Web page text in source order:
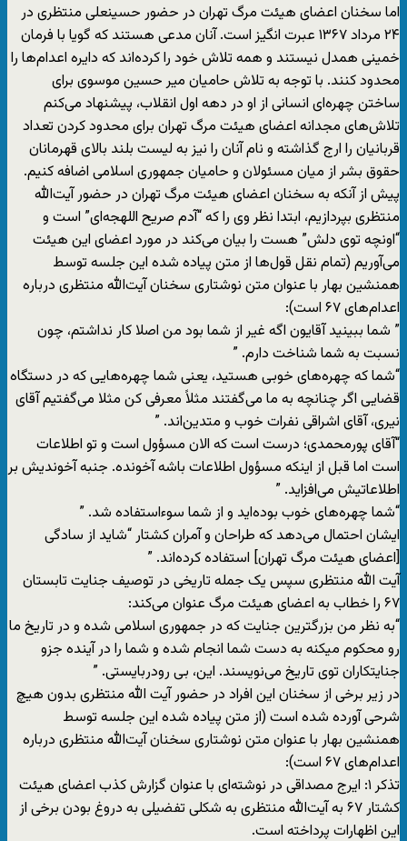
اما سخنان اعضای هیئت مرگ تهران در حضور حسینعلی منتظری در
۲۴ مرداد ۱۳۶۷ عبرت انگیز است. آنان مدعی هستند که گویا با فرمان
خمینی همدل نیستند و همه تلاش خود را کرده‌اند که دایره اعدام‌ها را
محدود کنند. با توجه به تلاش حامیان میر حسین موسوی برای
ساختن چهره‌ای انسانی از او در دهه اول انقلاب، پیشنهاد می‌کنم
تلاش‌های مجدانه اعضای هیئت مرگ تهران برای محدود کردن تعداد
قربانیان را ارج گذاشته و نام آنان را نیز به لیست بلند بالای قهرمانان
حقوق بشر از میان مسئولان و حامیان جمهوری اسلامی اضافه کنیم.
پیش از آنکه به سخنان اعضای هیئت مرگ تهران در حضور آیت‌الله
منتظری بپردازیم، ابتدا نظر وی را که “آدم صریح اللهجه‌ای” است و
“اونچه توی دلش” هست را بیان می‌کند در مورد اعضای این هیئت
می‌آوریم (تمام نقل قول‌ها از متن پیاده شده این جلسه توسط
همنشین بهار با عنوان متن نوشتاری سخنان آیت‌الله منتظری درباره
اعدام‌های ۶۷ است):
” شما ببینید آقایون اگه غیر از شما بود من اصلا کار نداشتم، چون
نسبت به شما شناخت دارم. ”
“شما که چهره‌های خوبی هستید، یعنی شما چهره‌هایی که در دستگاه
قضایی اگر چنانچه به ما می‌گفتند مثلاً معرفی کن مثلا می‌گفتیم آقای
نیری، آقای اشراقی نفرات خوب و متدین‌اند. ”
“آقای پورمحمدی؛ درست است که الان مسؤول است و تو اطلاعات
است اما قبل از اینکه مسؤول اطلاعات باشه آخونده. جنبه آخوندیش بر
اطلاعاتیش می‌افزاید. ”
“شما چهره‌های خوب بوده‌اید و از شما سوءاستفاده شد. ”
ایشان احتمال می‌دهد که طراحان و آمران کشتار “شاید از سادگی
[اعضای هیئت مرگ تهران] استفاده کرده‌اند. ”
آیت الله منتظری سپس یک جمله تاریخی در توصیف جنایت تابستان
۶۷ را خطاب به اعضای هیئت مرگ عنوان می‌کند:
“به نظر من بزرگترین جنایت که در جمهوری اسلامی شده و در تاریخ ما
رو محکوم میکنه به دست شما انجام شده و شما را در آینده جزو
جنایتکاران توی تاریخ می‌نویسند. این، بی رودربایستی. ”
در زیر برخی از سخنان این افراد در حضور آیت الله منتظری بدون هیچ
شرحی آورده‌ شده است (از متن پیاده شده این جلسه توسط
همنشین بهار با عنوان متن نوشتاری سخنان آیت‌الله منتظری درباره
اعدام‌های ۶۷ است):
تذکر ۱: ایرج مصداقی در نوشته‌ای با عنوان گزارش کذب اعضای هیئت
کشتار ۶۷ به آیت‌الله منتظری به شکلی تفضیلی به دروغ بودن برخی از
این اظهارات پرداخته است.